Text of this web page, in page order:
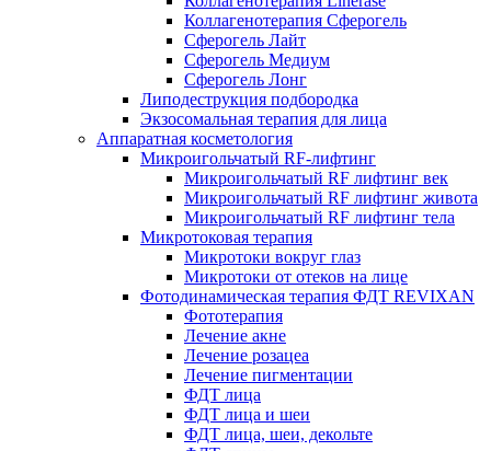
Коллагенотерапия Сферогель
Сферогель Лайт
Сферогель Медиум
Сферогель Лонг
Липодеструкция подбородка
Экзосомальная терапия для лица
Аппаратная косметология
Микроигольчатый RF-лифтинг
Микроигольчатый RF лифтинг век
Микроигольчатый RF лифтинг живота
Микроигольчатый RF лифтинг тела
Микротоковая терапия
Микротоки вокруг глаз
Микротоки от отеков на лице
Фотодинамическая терапия ФДТ REVIXAN
Фототерапия
Лечение акне
Лечение розацеа
Лечение пигментации
ФДТ лица
ФДТ лица и шеи
ФДТ лица, шеи, декольте